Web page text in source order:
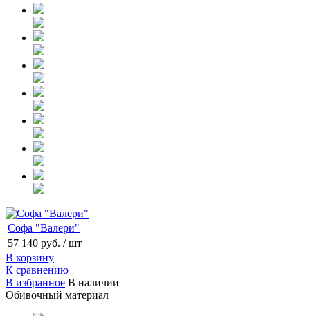
Софа "Валери"
57 140 руб. / шт
В корзину
К сравнению
В избранное В наличии
Обивочный материал